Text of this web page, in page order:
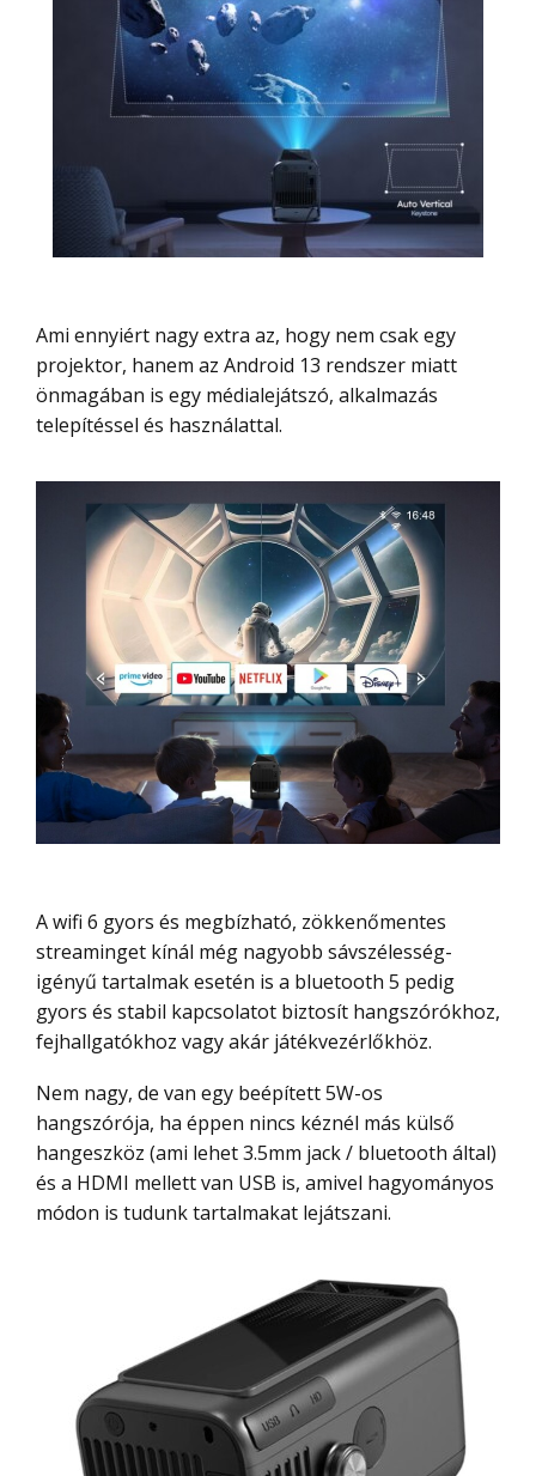
Ami ennyiért nagy extra az, hogy nem csak egy
projektor, hanem az Android 13 rendszer miatt
önmagában is egy médialejátszó, alkalmazás
telepítéssel és használattal.
A wifi 6 gyors és megbízható, zökkenőmentes
streaminget kínál még nagyobb sávszélesség-
igényű tartalmak esetén is a bluetooth 5 pedig
gyors és stabil kapcsolatot biztosít hangszórókhoz,
fejhallgatókhoz vagy akár játékvezérlőkhöz.
Nem nagy, de van egy beépített 5W-os
hangszórója, ha éppen nincs kéznél más külső
hangeszköz (ami lehet 3.5mm jack / bluetooth által)
és a HDMI mellett van USB is, amivel hagyományos
módon is tudunk tartalmakat lejátszani.